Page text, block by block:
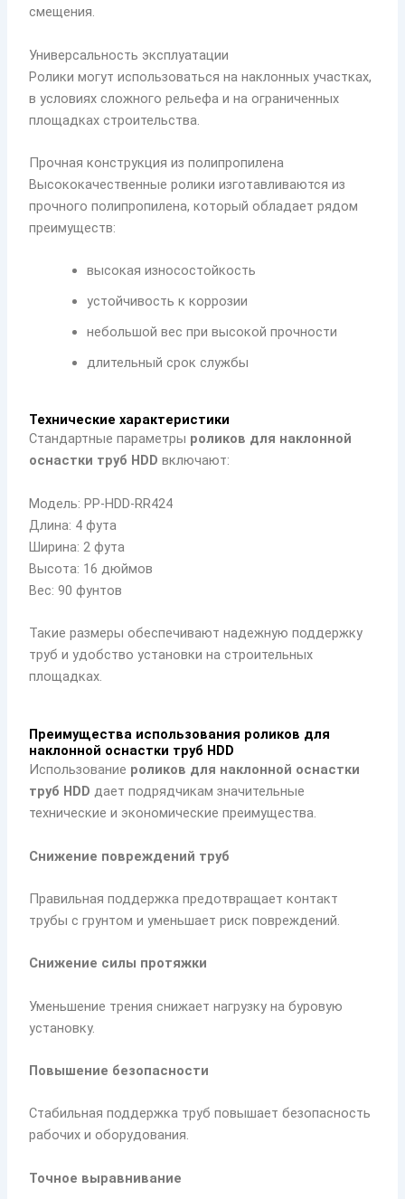
смещения.
Универсальность эксплуатации
Ролики могут использоваться на наклонных участках,
в условиях сложного рельефа и на ограниченных
площадках строительства.
Прочная конструкция из полипропилена
Высококачественные ролики изготавливаются из
прочного полипропилена, который обладает рядом
преимуществ:
высокая износостойкость
устойчивость к коррозии
небольшой вес при высокой прочности
длительный срок службы
Технические характеристики
Стандартные параметры роликов для наклонной
оснастки труб HDD включают:
Модель: PP-HDD-RR424
Длина: 4 фута
Ширина: 2 фута
Высота: 16 дюймов
Вес: 90 фунтов
Такие размеры обеспечивают надежную поддержку
труб и удобство установки на строительных
площадках.
Преимущества использования роликов для
наклонной оснастки труб HDD
Использование роликов для наклонной оснастки
труб HDD дает подрядчикам значительные
технические и экономические преимущества.
Снижение повреждений труб
Правильная поддержка предотвращает контакт
трубы с грунтом и уменьшает риск повреждений.
Снижение силы протяжки
Уменьшение трения снижает нагрузку на буровую
установку.
Повышение безопасности
Стабильная поддержка труб повышает безопасность
рабочих и оборудования.
Точное выравнивание